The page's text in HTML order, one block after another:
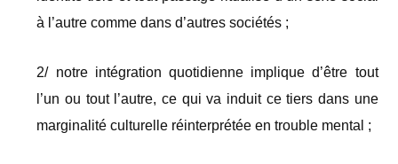
à l’autre comme dans d’autres sociétés ;
2/ notre intégration quotidienne implique d’être tout
l’un ou tout l’autre, ce qui va induit ce tiers dans une
marginalité culturelle réinterprétée en trouble mental ;